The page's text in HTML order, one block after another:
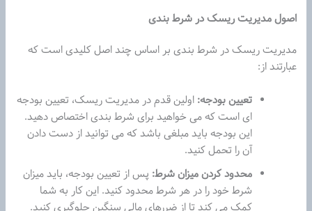
اصول مدیریت ریسک در شرط بندی
مدیریت ریسک در شرط بندی بر اساس چند اصل کلیدی است که
عبارتند از:
تعیین بودجه: اولین قدم در مدیریت ریسک، تعیین بودجه
ای است که می خواهید برای شرط بندی اختصاص دهید.
این بودجه باید مبلغی باشد که می توانید از دست دادن
آن را تحمل کنید.
محدود کردن میزان شرط: پس از تعیین بودجه، باید میزان
شرط خود را در هر شرط محدود کنید. این کار به شما
کمک می کند تا از ضررهای مالی سنگین جلوگیری کنید.